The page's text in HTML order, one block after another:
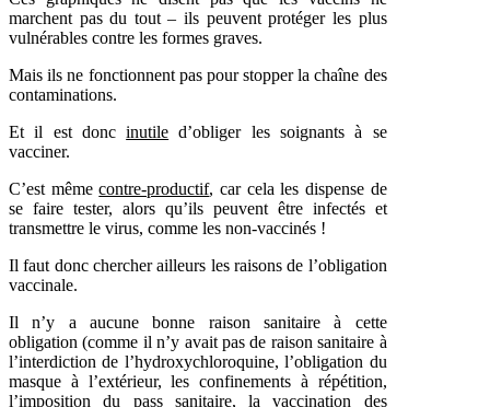
marchent pas du tout – ils peuvent protéger les plus
vulnérables contre les formes graves.
Mais ils ne fonctionnent pas pour stopper la chaîne des
contaminations.
Et il est doncinutile d’obliger les soignants à se
vacciner.
C’est mêmecontre-productif, car cela les dispense de
se faire tester, alors qu’ils peuvent être infectés et
transmettre le virus, comme les non-vaccinés !
Il faut donc chercher ailleurs les raisons de l’obligation
vaccinale.
Il n’y a aucune bonne raison sanitaire à cette
obligation (comme il n’y avait pas de raison sanitaire à
l’interdiction de l’hydroxychloroquine, l’obligation du
masque à l’extérieur, les confinements à répétition,
l’imposition du pass sanitaire, la vaccination des